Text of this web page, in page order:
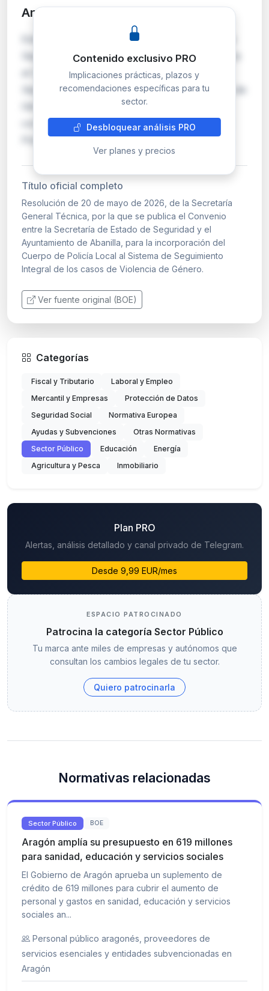
Análisis detallado
Este convenio entre la Secretaría de Estado de
Seguridad y el Ayuntamiento de Abanilla integra
al Cuerpo de Policía Local en el Sistema de
Seguimiento Integral de los casos de Violencia de
Género (VioGén). La incorporación permite
compartir información en tiempo real entre la
Policía Local y las Fuerzas y Cuerpos de Se…
Contenido exclusivo PRO
Implicaciones prácticas, plazos y
recomendaciones específicas para tu
sector.
Desbloquear análisis PRO
Ver planes y precios
Título oficial completo
Resolución de 20 de mayo de 2026, de la Secretaría
General Técnica, por la que se publica el Convenio
entre la Secretaría de Estado de Seguridad y el
Ayuntamiento de Abanilla, para la incorporación del
Cuerpo de Policía Local al Sistema de Seguimiento
Integral de los casos de Violencia de Género.
Ver fuente original (BOE)
Categorías
Fiscal y Tributario
Laboral y Empleo
Mercantil y Empresas
Protección de Datos
Seguridad Social
Normativa Europea
Ayudas y Subvenciones
Otras Normativas
Sector Público
Educación
Energía
Agricultura y Pesca
Inmobiliario
Plan PRO
Alertas, análisis detallado y canal privado de Telegram.
Desde 9,99 EUR/mes
ESPACIO PATROCINADO
Patrocina la categoría Sector Público
Tu marca ante miles de empresas y autónomos que
consultan los cambios legales de tu sector.
Quiero patrocinarla
Normativas relacionadas
Sector Público BOE
Aragón amplía su presupuesto en 619 millones
para sanidad, educación y servicios sociales
El Gobierno de Aragón aprueba un suplemento de
crédito de 619 millones para cubrir el aumento de
personal y gastos en sanidad, educación y servicios
sociales an...
Personal público aragonés, proveedores de
servicios esenciales y entidades subvencionadas en
Aragón